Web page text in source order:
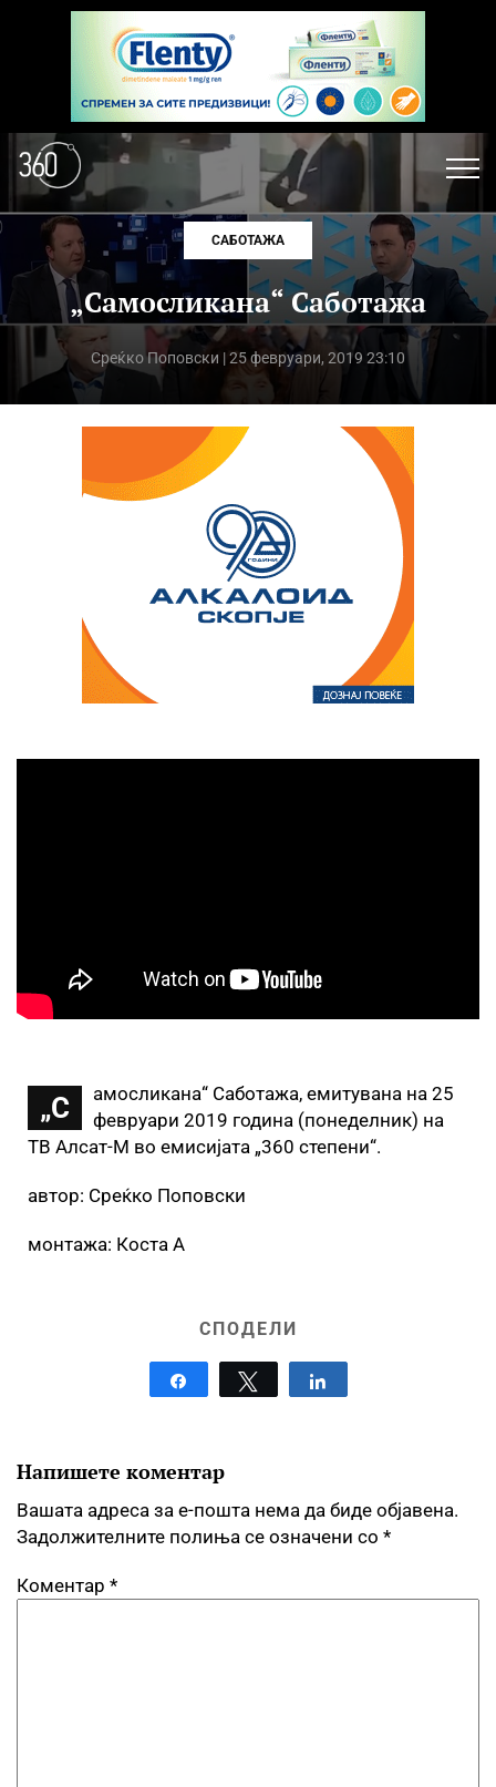
САБОТАЖА
„Самосликана“ Саботажа
Среќко Поповски | 25 февруари, 2019 23:10
„С
амосликана“ Саботажа, емитувана на 25
февруари 2019 година (понеделник) на
ТВ Алсат-М во емисијата „360 степени“.
автор: Среќко Поповски
монтажа: Коста А
СПОДЕЛИ
Tweet
Напишете коментар
Вашата адреса за е-пошта нема да биде објавена.
Задолжителните полиња се означени со *
Коментар *